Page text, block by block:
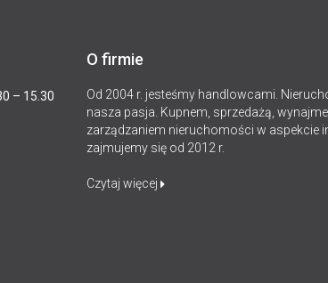
– 15.30
O firmie
Od 2004 r. jesteśmy handlowcami.
nasza pasja. Kupnem, sprzedażą,
zarządzaniem nieruchomości w aspekcie
zajmujemy się od 2012 r.
Czytaj więcej